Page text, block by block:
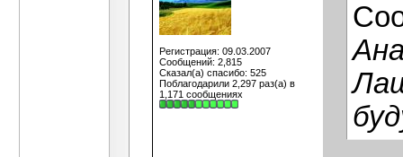
Регистрация: 09.03.2007
Сообщений: 2,815
Сказал(а) спасибо: 525
Поблагодарили 2,297 раз(а) в
1,171 сообщениях